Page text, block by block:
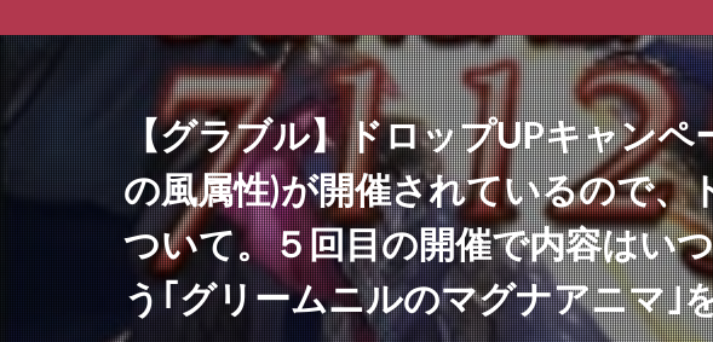
【グラブル】ドロップUPキャン
の風属性)が開催されているので、
ついて。５回目の開催で内容はい
う｢グリームニルのマグナアニマ｣